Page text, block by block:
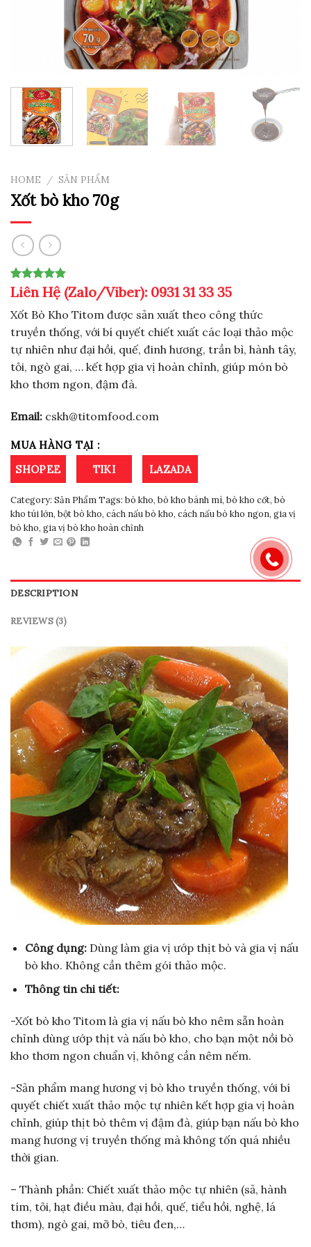
HOME / SẢN PHẨM
Xốt bò kho 70g
Rated 5.00
out of 5
based on
3
customer
ratings
Liên Hệ (Zalo/Viber): 0931 31 33 35
Xốt Bò Kho Titom được sản xuất theo công thức
truyền thống, với bí quyết chiết xuất các loại thảo mộc
tự nhiên như đại hồi, quế, đinh hương, trần bì, hành tây,
tỏi, ngò gai, … kết hợp gia vị hoàn chỉnh, giúp món bò
kho thơm ngon, đậm đà.
Email: cskh@titomfood.com
MUA HÀNG TẠI :
SHOPEE
TIKI LAZADA
Category: Sản PhẩmTags: bò kho, bò kho bánh mì, bò kho cốt, bò
kho túi lớn, bột bò kho, cách nấu bò kho, cách nấu bò kho ngon, gia vị
bò kho, gia vị bò kho hoàn chỉnh
DESCRIPTION
REVIEWS (3)
Công dụng: Dùng làm gia vị ướp thịt bò và gia vị nấu
bò kho. Không cần thêm gói thảo mộc.
Thông tin chi tiết:
-Xốt bò kho Titom là gia vị nấu bò kho nêm sẵn hoàn
chỉnh dùng ướp thịt và nấu bò kho, cho bạn một nồi bò
kho thơm ngon chuẩn vị, không cần nêm nếm.
-Sản phẩm mang hương vị bò kho truyền thống, với bí
quyết chiết xuất thảo mộc tự nhiên kết hợp gia vị hoàn
chỉnh, giúp thịt bò thêm vị đậm đà, giúp bạn nấu bò kho
mang hương vị truyền thống mà không tốn quá nhiều
thời gian.
– Thành phần: Chiết xuất thảo mộc tự nhiên (sả, hành
tím, tỏi, hạt điều màu, đại hồi, quế, tiểu hồi, nghệ, lá
thơm), ngò gai, mỡ bò, tiêu đen,…